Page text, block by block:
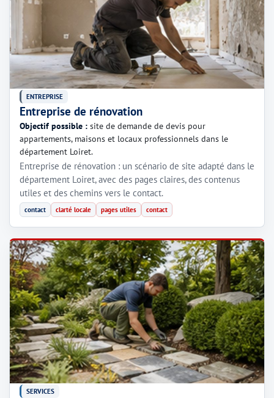
ENTREPRISE
Entreprise de rénovation
Objectif possible : site de demande de devis pour
appartements, maisons et locaux professionnels dans le
département Loiret.
Entreprise de rénovation : un scénario de site adapté dans le
département Loiret, avec des pages claires, des contenus
utiles et des chemins vers le contact.
contact clarté locale pages utiles contact
SERVICES